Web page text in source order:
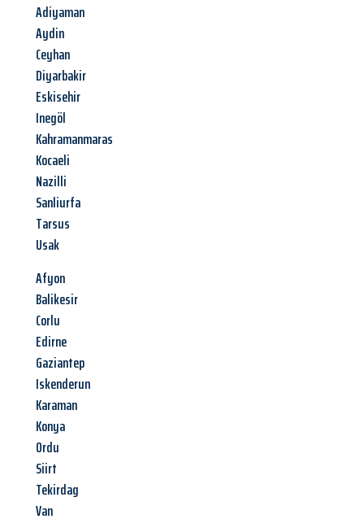
Adiyaman
Aydin
Ceyhan
Diyarbakir
Eskisehir
Inegöl
Kahramanmaras
Kocaeli
Nazilli
Sanliurfa
Tarsus
Usak
Afyon
Balikesir
Corlu
Edirne
Gaziantep
Iskenderun
Karaman
Konya
Ordu
Siirt
Tekirdag
Van